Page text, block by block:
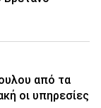
από τα
οι υπηρεσίες